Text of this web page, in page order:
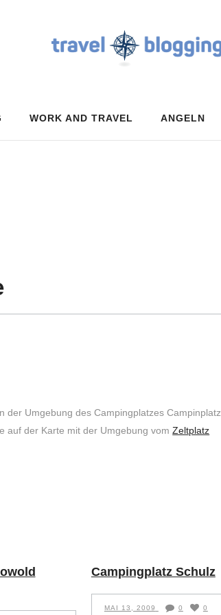
WORK AND TRAVEL ANGELN
der Umgebung des Campingplatzes Campinplatz
auf der Karte mit der Umgebung vomZeltplatz
Campingplatz Schulz
MAI 13, 2009 0 0